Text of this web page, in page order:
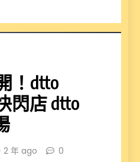
！dtto
閃店 dtto
2 年 ago 0